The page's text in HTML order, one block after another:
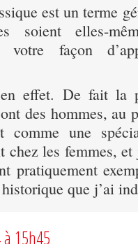
est un terme
soient elles-
votre façon
effet. De fait la
des hommes, au
comme une
chez les femmes,
pratiquement
que j’ai
15h45